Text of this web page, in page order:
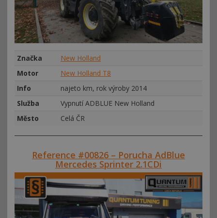
Značka
New Holland
Motor
New Holland T8
Info
najeto km, rok výroby 2014
Služba
Vypnutí ADBLUE New Holland
Město
Celá ČR
Reference #00826 – Porucha AdBlue
Mercedes Sprinter 2.1CDi